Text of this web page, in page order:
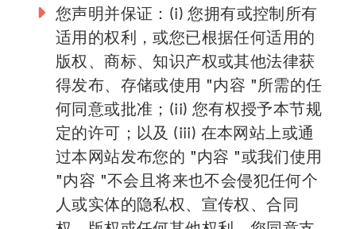
您声明并保证：(i) 您拥有或控制所有
适用的权利，或您已根据任何适用的
版权、商标、知识产权或其他法律获
得发布、存储或使用 "内容 "所需的任
何同意或批准；(ii) 您有权授予本节规
定的许可；以及 (iii) 在本网站上或通
过本网站发布您的 "内容 "或我们使用
"内容 "不会且将来也不会侵犯任何个
人或实体的隐私权、宣传权、合同